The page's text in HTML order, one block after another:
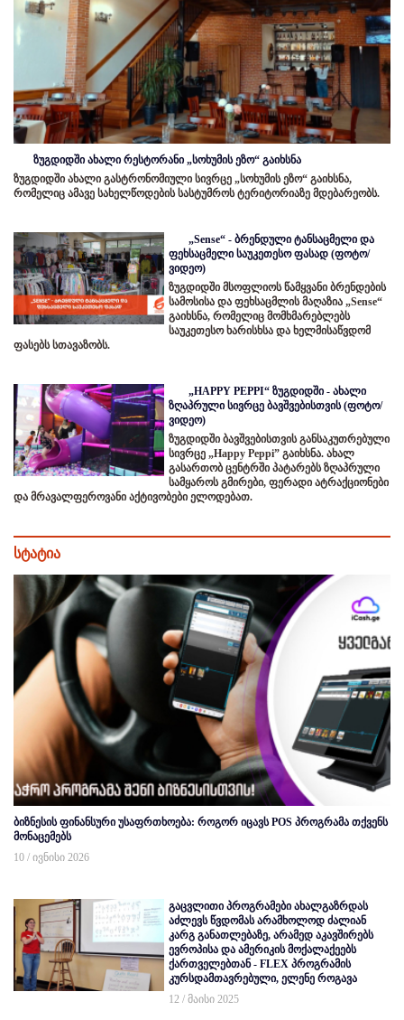
ზუგდიდში ახალი რესტორანი „სოხუმის ეზო“ გაიხსნა
ზუგდიდში ახალი გასტრონომიული სივრცე „სოხუმის ეზო“ გაიხსნა,
რომელიც ამავე სახელწოდების სასტუმროს ტერიტორიაზე მდებარეობს.
„Sense“ - ბრენდული ტანსაცმელი და
ფეხსაცმელი საუკეთესო ფასად (ფოტო/
ვიდეო)
ზუგდიდში მსოფლიოს წამყვანი ბრენდების
სამოსისა და ფეხსაცმლის მაღაზია „Sense“
გაიხსნა, რომელიც მომხმარებლებს
საუკეთესო ხარისხსა და ხელმისაწვდომ
ფასებს სთავაზობს.
„HAPPY PEPPI“ ზუგდიდში - ახალი
ზღაპრული სივრცე ბავშვებისთვის (ფოტო/
ვიდეო)
ზუგდიდში ბავშვებისთვის განსაკუთრებული
სივრცე „Happy Peppi” გაიხსნა. ახალ
გასართობ ცენტრში პატარებს ზღაპრული
სამყაროს გმირები, ფერადი ატრაქციონები
და მრავალფეროვანი აქტივობები ელოდებათ.
სტატია
ბიზნესის ფინანსური უსაფრთხოება: როგორ იცავს POS პროგრამა თქვენს
მონაცემებს
10 / ივნისი 2026
გაცვლითი პროგრამები ახალგაზრდას
აძლევს წვდომას არამხოლოდ ძალიან
კარგ განათლებაზე, არამედ აკავშირებს
ევროპისა და ამერიკის მოქალაქეებს
ქართველებთან - FLEX პროგრამის
კურსდამთავრებული, ელენე როგავა
12 / მაისი 2025